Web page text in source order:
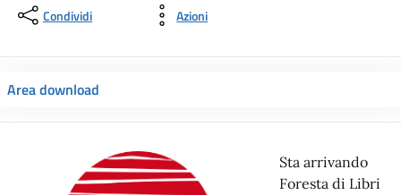
Condividi Azioni
Area download
Sta arrivando
Foresta di Libri